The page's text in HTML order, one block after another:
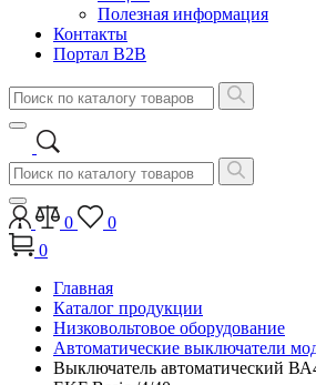
Полезная информация
Контакты
Портал B2B
0
0
0
Главная
Каталог продукции
Низковольтовое оборудование
Автоматические выключатели
Выключатель автоматический